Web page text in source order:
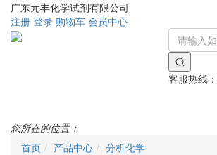
广东元丰化学试剂有限公司
注册 登录 购物车 会员中心
客服热线：
您所在的位置：
首页
产品中心 分析化学